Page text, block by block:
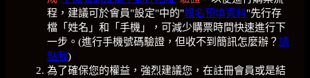
程，建議可於會員"設定"中的"報名預填資料"先行存
檔「姓名」和「手機」，可減少購票時間快速進行下
一步。(進行手機號碼驗證，但收不到簡訊怎麼辦？ 請
點我)
為了確保您的權益，強烈建議您，在註冊會員或是結